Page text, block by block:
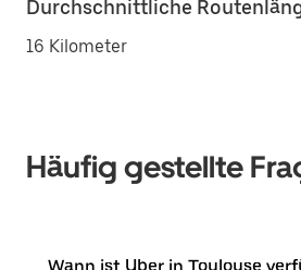
Durchschnittliche
16 Kilometer
Häufig gestellte